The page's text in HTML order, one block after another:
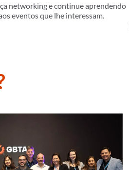
networking e continue aprendendo
eventos que lhe interessam.